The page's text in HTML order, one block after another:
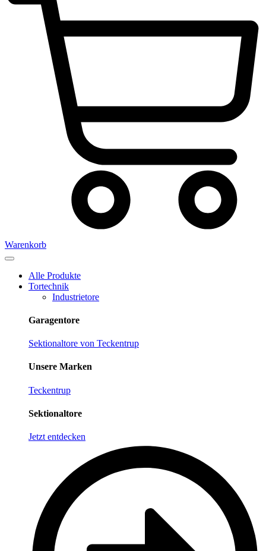
Warenkorb
Alle Produkte
Tortechnik
Industrietore
Garagentore
Sektionaltore von Teckentrup
Unsere Marken
Teckentrup
Sektionaltore
Jetzt entdecken